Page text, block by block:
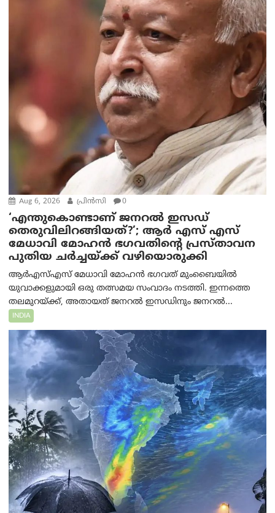
Aug 6, 2026 പ്രിന്‍സി 0
‘എന്തുകൊണ്ടാണ് ജനറൽ ഇസഡ്
തെരുവിലിറങ്ങിയത്?’; ആര്‍ എസ് എസ്
മേധാവി മോഹൻ ഭഗവതിന്റെ പ്രസ്താവന
പുതിയ ചര്‍ച്ചയ്ക്ക് വഴിയൊരുക്കി
ആർ‌എസ്‌എസ് മേധാവി മോഹൻ ഭഗവത് മുംബൈയിൽ
യുവാക്കളുമായി ഒരു തത്സമയ സംവാദം നടത്തി. ഇന്നത്തെ
തലമുറയ്ക്ക്, അതായത് ജനറൽ ഇസഡിനും ജനറൽ...
INDIA